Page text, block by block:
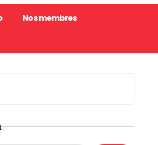
Nos membres